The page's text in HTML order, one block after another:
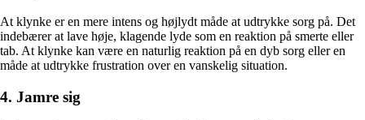
At klynke er en mere intens og højlydt måde at udtrykke sorg på. Det
indebærer at lave høje, klagende lyde som en reaktion på smerte eller
tab. At klynke kan være en naturlig reaktion på en dyb sorg eller en
måde at udtrykke frustration over en vanskelig situation.
4. Jamre sig